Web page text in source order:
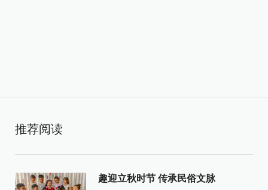
推荐阅读
趣迎立秋时节 传承民俗文脉